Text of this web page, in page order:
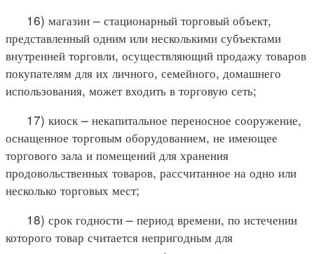
16) магазин – стационарный торговый объект,
представленный одним или несколькими субъектами
внутренней торговли, осуществляющий продажу товаров
покупателям для их личного, семейного, домашнего
использования, может входить в торговую сеть;
17) киоск – некапитальное переносное сооружение,
оснащенное торговым оборудованием, не имеющее
торгового зала и помещений для хранения
продовольственных товаров, рассчитанное на одно или
несколько торговых мест;
18) срок годности – период времени, по истечении
которого товар считается непригодным для